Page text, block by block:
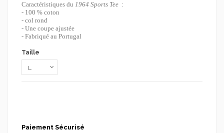
Caractéristiques du 1964 Sports Tee :
- 100 % coton
- col rond
- Une coupe ajustée
- Fabriqué au Portugal
Taille
Paiement Sécurisé